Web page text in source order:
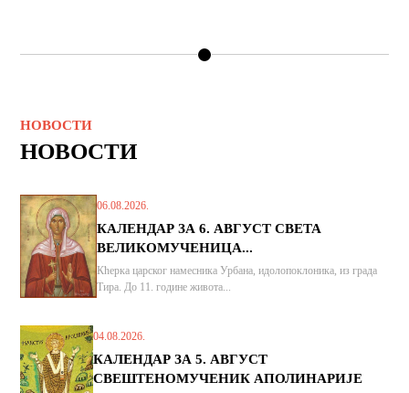
НОВОСТИ
НОВОСТИ
06.08.2026.
КАЛЕНДАР ЗА 6. АВГУСТ СВЕТА
ВЕЛИКОМУЧЕНИЦА...
Кћерка царског намесника Урбана, идолопоклоника, из града
Тира. До 11. године живота...
04.08.2026.
КАЛЕНДАР ЗА 5. АВГУСТ
СВЕШТЕНОМУЧЕНИК АПОЛИНАРИЈЕ